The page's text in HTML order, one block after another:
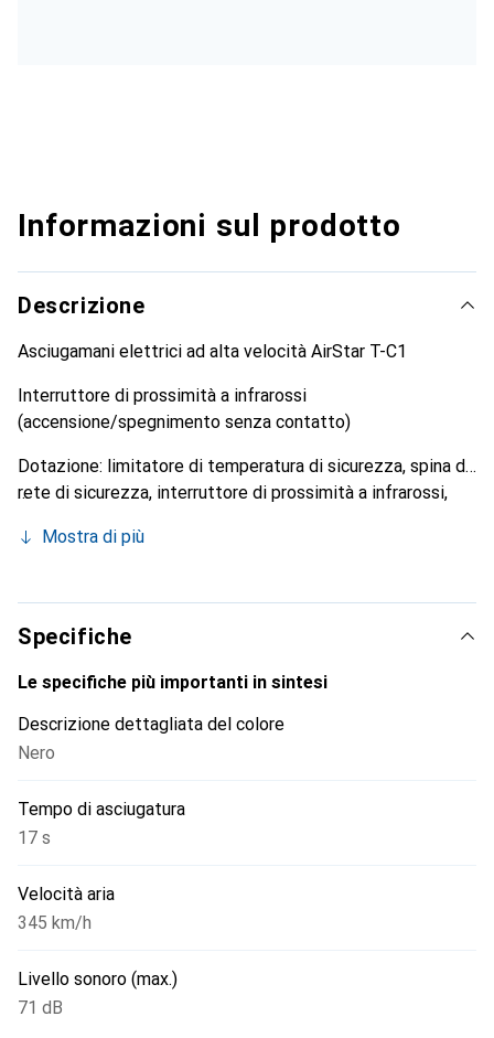
Informazioni sul prodotto
Descrizione
Asciugamani elettrici ad alta velocità AirStar T-C1
Interruttore di prossimità a infrarossi
(accensione/spegnimento senza contatto)
Dotazione: limitatore di temperatura di sicurezza, spina di
rete di sicurezza, interruttore di prossimità a infrarossi,
filo parete, sicuro al retro
Mostra di più
Specifiche
Le specifiche più importanti in sintesi
Descrizione dettagliata del colore
Nero
Tempo di asciugatura
17 s
Velocità aria
345 km/h
Livello sonoro (max.)
71 dB